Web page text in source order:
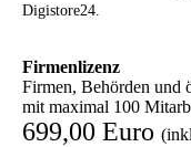
Digistore24.
Firmenlizenz
Firmen, Behörden und
mit maximal 100
699,00 Euro